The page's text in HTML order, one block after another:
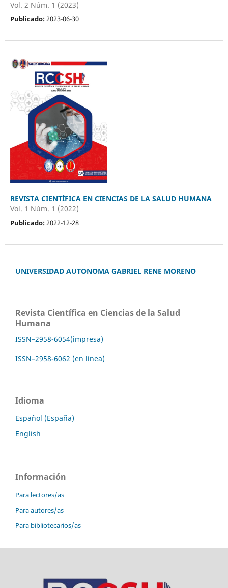
Vol. 2 Núm. 1 (2023)
Publicado:2023-06-30
REVISTA CIENTÍFICA EN CIENCIAS DE LA SALUD HUMANA
Vol. 1 Núm. 1 (2022)
Publicado:2022-12-28
UNIVERSIDAD AUTONOMA GABRIEL RENE MORENO
Revista Científica en Ciencias de la Salud
Humana
ISSN–2958-6054(impresa)
ISSN–2958-6062 (en línea)
Idioma
Español (España)
English
Información
Para lectores/as
Para autores/as
Para bibliotecarios/as